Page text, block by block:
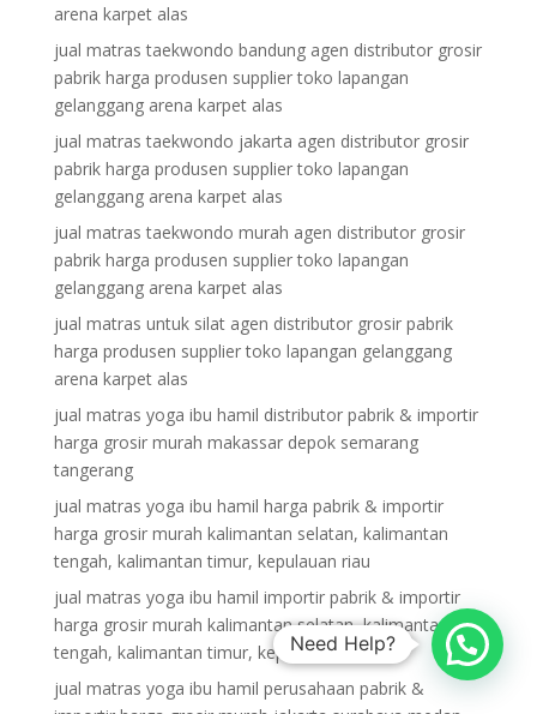
arena karpet alas
jual matras taekwondo bandung agen distributor grosir
pabrik harga produsen supplier toko lapangan
gelanggang arena karpet alas
jual matras taekwondo jakarta agen distributor grosir
pabrik harga produsen supplier toko lapangan
gelanggang arena karpet alas
jual matras taekwondo murah agen distributor grosir
pabrik harga produsen supplier toko lapangan
gelanggang arena karpet alas
jual matras untuk silat agen distributor grosir pabrik
harga produsen supplier toko lapangan gelanggang
arena karpet alas
jual matras yoga ibu hamil distributor pabrik & importir
harga grosir murah makassar depok semarang
tangerang
jual matras yoga ibu hamil harga pabrik & importir
harga grosir murah kalimantan selatan, kalimantan
tengah, kalimantan timur, kepulauan riau
jual matras yoga ibu hamil importir pabrik & importir
harga grosir murah kalimantan selatan, kalimantan
tengah, kalimantan timur, kepulauan riau
jual matras yoga ibu hamil perusahaan pabrik &
Need Help?